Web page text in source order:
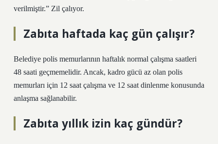
verilmiştir.” Zil çalıyor.
Zabıta haftada kaç gün çalışır?
Belediye polis memurlarının haftalık normal çalışma saatleri
48 saati geçmemelidir. Ancak, kadro gücü az olan polis
memurları için 12 saat çalışma ve 12 saat dinlenme konusunda
anlaşma sağlanabilir.
Zabıta yıllık izin kaç gündür?